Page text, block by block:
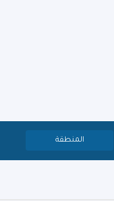
المنطقة